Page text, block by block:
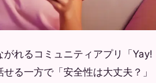
れるコミュニティアプリ「Yay!
せる一方で「安全性は大丈夫？」